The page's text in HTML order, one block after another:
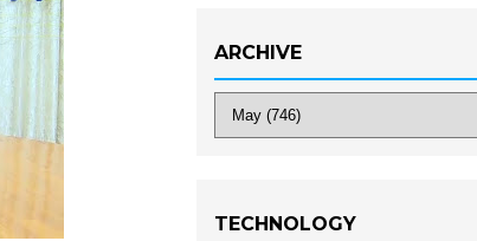
ARCHIVE
TECHNOLOGY